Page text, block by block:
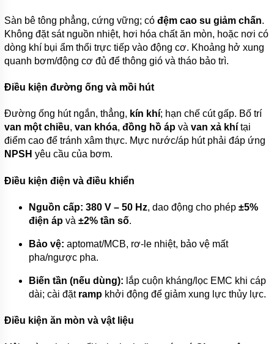
Sàn bê tông phẳng, cứng vững; có đệm cao su giảm chấn.
Không đặt sát nguồn nhiệt, hơi hóa chất ăn mòn, hoặc nơi có
dòng khí bụi ẩm thổi trực tiếp vào động cơ. Khoảng hở xung
quanh bơm/động cơ đủ để thông gió và tháo bảo trì.
Điều kiện đường ống và mồi hút
Đường ống hút ngắn, thẳng, kín khí; hạn chế cút gấp. Bố trí
van một chiều, van khóa, đồng hồ áp và van xả khí tại
điểm cao để tránh xâm thực. Mực nước/áp hút phải đáp ứng
NPSH yêu cầu của bơm.
Điều kiện điện và điều khiển
Nguồn cấp: 380 V – 50 Hz, dao động cho phép ±5%
điện áp và ±2% tần số.
Bảo vệ: aptomat/MCB, rơ-le nhiệt, bảo vệ mất
pha/ngược pha.
Biến tần (nếu dùng): lắp cuộn kháng/lọc EMC khi cáp
dài; cài đặt ramp khởi động để giảm xung lực thủy lực.
Điều kiện ăn mòn và vật liệu